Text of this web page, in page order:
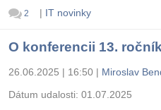
2 | IT novinky
O konferencii 13.
26.06.2025 | 16:50 | Miroslav
Dátum udalosti: 01.07.2025